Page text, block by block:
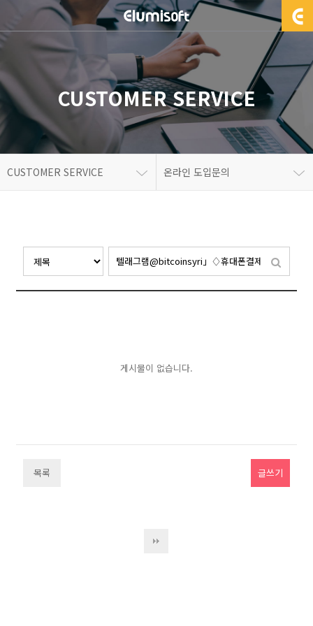
CUSTOMER SERVICE
CUSTOMER SERVICE 온라인 도입문의
게시물이 없습니다.
목록 글쓰기